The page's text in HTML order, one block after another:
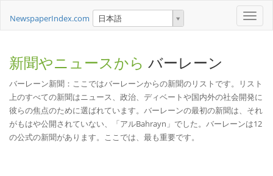
Toggle
NewspaperIndex.com 日本語
新聞やニュースから バーレーン
バーレーン新聞：ここではバーレーンからの新聞のリストです。リスト
上のすべての新聞はニュース、政治、ディベートや国内外の社会開発に
彼らの焦点のために選ばれています。バーレーンの最初の新聞は、それ
がもはや公開されていない、「アルBahrayn」でした。バーレーンは12
の公式の新聞があります。ここでは、最も重要です。